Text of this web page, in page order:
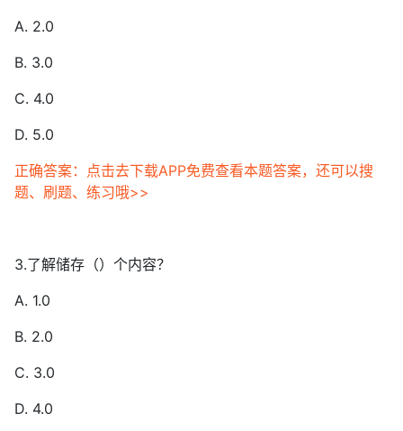
A. 2.0
B. 3.0
C. 4.0
D. 5.0
正确答案：点击去下载APP免费查看本题答案，还可以搜
题、刷题、练习哦>>
3.了解储存（）个内容？
A. 1.0
B. 2.0
C. 3.0
D. 4.0